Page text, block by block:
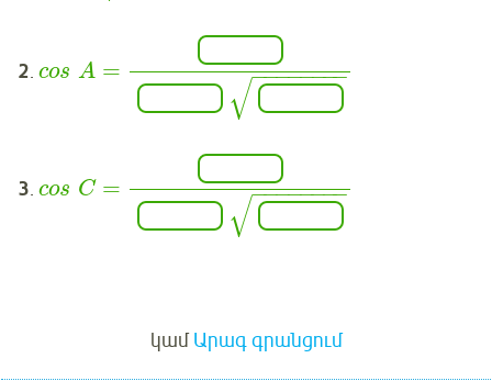
2. cos A = − −
−−−−−−
√
3. cos C = − −
−−−−−−
√
կամԱրագ գրանցում